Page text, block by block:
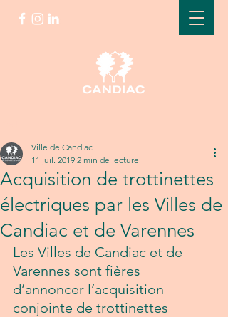
Acquisition de trottinettes
électriques par les Villes de
Candiac et de Varennes
Ville de Candiac
11 juil. 2019 2 min de lecture
Les Villes de Candiac et de
Varennes sont fières
d’annoncer l’acquisition
conjointe de trottinettes